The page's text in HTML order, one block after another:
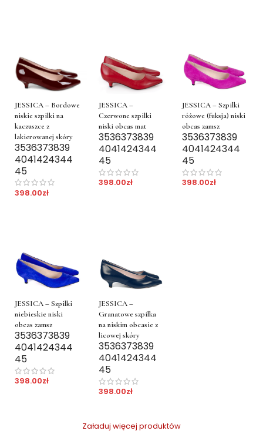
JESSICA – Bordowe
niskie szpilki na
kaczuszce z
lakierowanej skóry
3536373839
4041424344
45
398.00zł
JESSICA –
Czerwone szpilki
niski obcas mat
3536373839
4041424344
45
398.00zł
JESSICA – Szpilki
różowe (fuksja) niski
obcas zamsz
3536373839
4041424344
45
398.00zł
JESSICA – Szpilki
niebieskie niski
obcas zamsz
3536373839
4041424344
45
398.00zł
JESSICA –
Granatowe szpilka
na niskim obcasie z
licowej skóry
3536373839
4041424344
45
398.00zł
Załaduj więcej produktów